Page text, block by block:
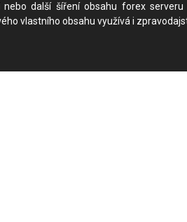
nebo další šíření obsahu forex
vlastního obsahu využívá i